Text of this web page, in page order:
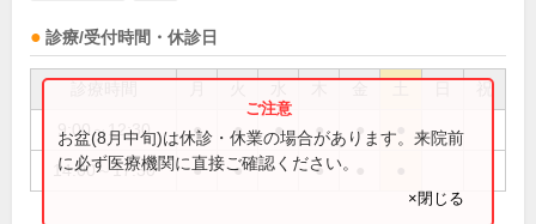
診療/受付時間・休診日
祝
9:00～12:30 ● ● ● ● ●
14:00～17:30 ● ● ●
お盆(8月中旬)は休診・休業の場合があります。来院前
に必ず医療機関に直接ご確認ください。
×閉じる